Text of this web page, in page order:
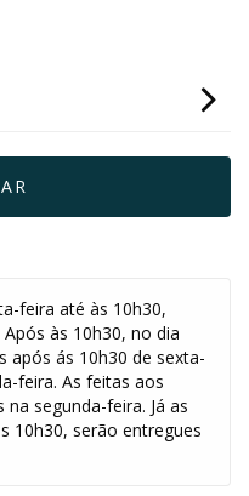
feira até às 10h30,
às 10h30, no dia
após ás 10h30 de sexta-
feira. As feitas aos
segunda-feira. Já as
10h30, serão entregues